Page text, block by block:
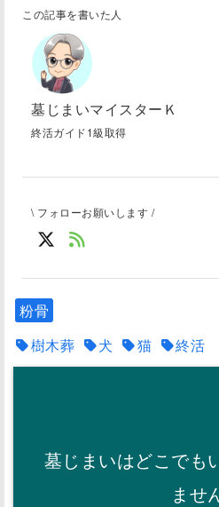
この記事を書いた人
墓じまいマイスターＫ
終活ガイド1級取得
\ フォローお願いします /
粉骨
樹木葬
犬 猫 終活
墓じまいはどこでも
ませ